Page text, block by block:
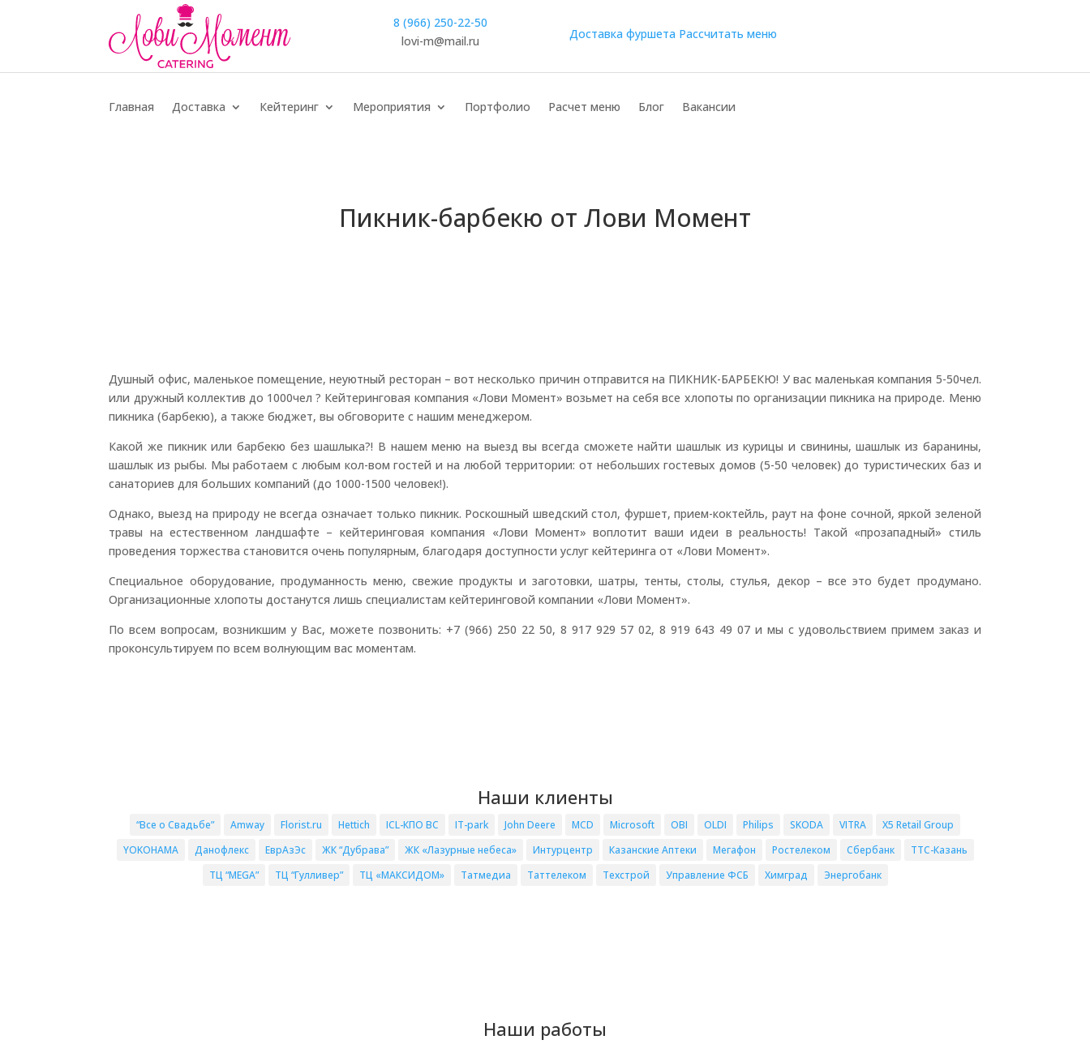
8 (966) 250-22-50
lovi-m@mail.ru
Доставка фуршета Рассчитать меню
Главная Доставка Кейтеринг Мероприятия Портфолио Расчет меню Блог Вакансии
Пикник-барбекю от Лови Момент
Душный офис, маленькое помещение, неуютный ресторан – вот несколько причин отправится на ПИКНИК-БАРБЕКЮ! У вас маленькая компания 5-50чел.
или дружный коллектив до 1000чел ? Кейтеринговая компания «Лови Момент» возьмет на себя все хлопоты по организации пикника на природе. Меню
пикника (барбекю), а также бюджет, вы обговорите с нашим менеджером.
Какой же пикник или барбекю без шашлыка?! В нашем меню на выезд вы всегда сможете найти шашлык из курицы и свинины, шашлык из баранины,
шашлык из рыбы. Мы работаем с любым кол-вом гостей и на любой территории: от небольших гостевых домов (5-50 человек) до туристических баз и
санаториев для больших компаний (до 1000-1500 человек!).
Однако, выезд на природу не всегда означает только пикник. Роскошный шведский стол, фуршет, прием-коктейль, раут на фоне сочной, яркой зеленой
травы на естественном ландшафте – кейтеринговая компания «Лови Момент» воплотит ваши идеи в реальность! Такой «прозападный» стиль
проведения торжества становится очень популярным, благодаря доступности услуг кейтеринга от «Лови Момент».
Специальное оборудование, продуманность меню, свежие продукты и заготовки, шатры, тенты, столы, стулья, декор – все это будет продумано.
Организационные хлопоты достанутся лишь специалистам кейтеринговой компании «Лови Момент».
По всем вопросам, возникшим у Вас, можете позвонить: +7 (966) 250 22 50, 8 917 929 57 02, 8 919 643 49 07 и мы с удовольствием примем заказ и
проконсультируем по всем волнующим вас моментам.
Наши клиенты
“Все о Свадьбе” Amway Florist.ru Hettich ICL-КПО ВС IT-park John Deere MCD Microsoft OBI OLDI Philips SKODA VITRA
X5 Retail Group
YOKOHAMA
Данофлекс ЕврАзЭс ЖК “Дубрава” ЖК «Лазурные небеса» Интурцентр Казанские Аптеки Мегафон Ростелеком Сбербанк
ТТС-Казань
ТЦ “MEGA”
ТЦ “Гулливер” ТЦ «МАКСИДОМ» Татмедиа Таттелеком Техстрой Управление ФСБ Химград Энергобанк
Наши работы